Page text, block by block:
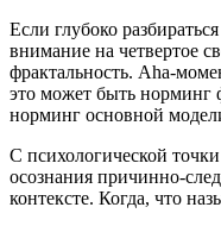
Если глубоко
внимание на четвертое
фрактальность. Aha-
это может быть
норминг основной
С психологической
осознания причинно-
контексте. Когда, что